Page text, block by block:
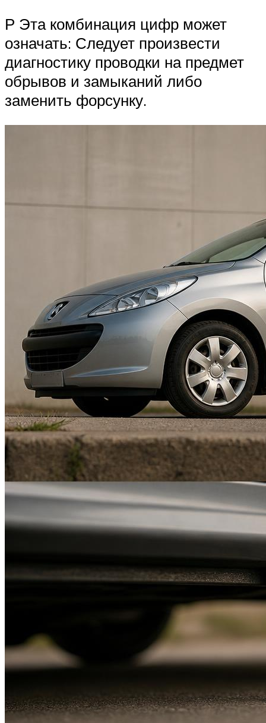
Р Эта комбинация цифр может
означать: Следует произвести
диагностику проводки на предмет
обрывов и замыканий либо
заменить форсунку.